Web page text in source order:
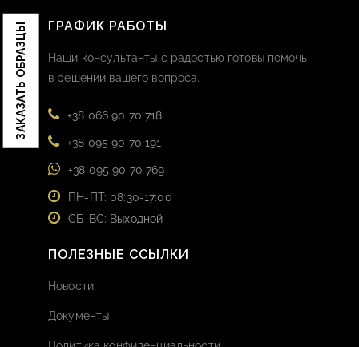
ЗАКАЗАТЬ ОБРАЗЦЫ ГРАФИК РАБОТЫ
Наши консультанты с радостью готовы помочь
в решении вашего вопроса.
+38 066 90 70 718
+38 095 90 70 191
+38 095 90 70 769
ПН-ПТ: 08:30-17:00
СБ-ВС: Выходной
ПОЛЕЗНЫЕ ССЫЛКИ
Новости
Документы